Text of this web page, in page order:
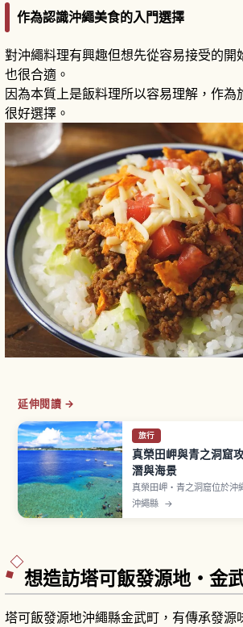
作為認識沖繩美食的入門選擇
對沖繩料理有興趣但想先從容易接受的開
也很合適。
因為本質上是飯料理所以容易理解，作為
很好選擇。
延伸閱讀 →
旅行
真榮田岬與青之洞窟
潛與海景
真榮田岬・青之洞窟位於沖
那霸機場開車約1〜1.5小時
沖繩縣 →
想造訪塔可飯發源地・金
塔可飯發源地沖繩縣金武町，有傳承發源